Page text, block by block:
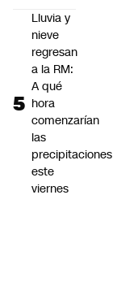
Lluvia y
nieve
regresan
a la RM:
A qué
hora
comenzarían
las
precipitaciones
este
viernes